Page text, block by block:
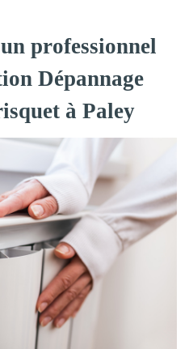
professionnel
Dépannage
à Paley